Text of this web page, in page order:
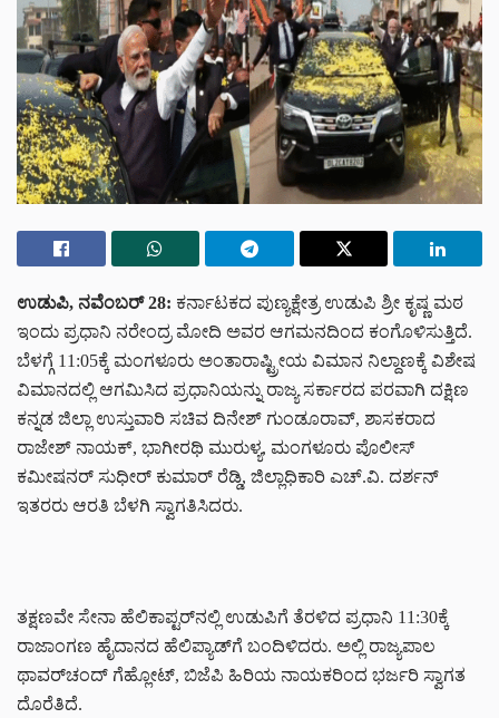
ಉಡುಪಿ, ನವೆಂಬರ್ 28: ಕರ್ನಾಟಕದ ಪುಣ್ಯಕ್ಷೇತ್ರ ಉಡುಪಿ ಶ್ರೀ ಕೃಷ್ಣ ಮಠ
ಇಂದು ಪ್ರಧಾನಿ ನರೇಂದ್ರ ಮೋದಿ ಅವರ ಆಗಮನದಿಂದ ಕಂಗೊಳಿಸುತ್ತಿದೆ.
ಬೆಳಗ್ಗೆ 11:05ಕ್ಕೆ ಮಂಗಳೂರು ಅಂತಾರಾಷ್ಟ್ರೀಯ ವಿಮಾನ ನಿಲ್ದಾಣಕ್ಕೆ ವಿಶೇಷ
ವಿಮಾನದಲ್ಲಿ ಆಗಮಿಸಿದ ಪ್ರಧಾನಿಯನ್ನು ರಾಜ್ಯ ಸರ್ಕಾರದ ಪರವಾಗಿ ದಕ್ಷಿಣ
ಕನ್ನಡ ಜಿಲ್ಲಾ ಉಸ್ತುವಾರಿ ಸಚಿವ ದಿನೇಶ್ ಗುಂಡೂರಾವ್, ಶಾಸಕರಾದ
ರಾಜೇಶ್ ನಾಯಕ್, ಭಾಗೀರಥಿ ಮುರುಳ್ಯ, ಮಂಗಳೂರು ಪೊಲೀಸ್
ಕಮೀಷನರ್ ಸುಧೀರ್ ಕುಮಾರ್ ರೆಡ್ಡಿ, ಜಿಲ್ಲಾಧಿಕಾರಿ ಎಚ್.ವಿ. ದರ್ಶನ್
ಇತರರು ಆರತಿ ಬೆಳಗಿ ಸ್ವಾಗತಿಸಿದರು.
ತಕ್ಷಣವೇ ಸೇನಾ ಹೆಲಿಕಾಪ್ಟರ್‌ನಲ್ಲಿ ಉಡುಪಿಗೆ ತೆರಳಿದ ಪ್ರಧಾನಿ 11:30ಕ್ಕೆ
ರಾಜಾಂಗಣ ಹೈದಾನದ ಹೆಲಿಪ್ಯಾಡ್‌ಗೆ ಬಂದಿಳಿದರು. ಅಲ್ಲಿ ರಾಜ್ಯಪಾಲ
ಥಾವರ್‌ಚಂದ್ ಗೆಹ್ಲೋಟ್, ಬಿಜೆಪಿ ಹಿರಿಯ ನಾಯಕರಿಂದ ಭರ್ಜರಿ ಸ್ವಾಗತ
ದೊರೆತಿದೆ.